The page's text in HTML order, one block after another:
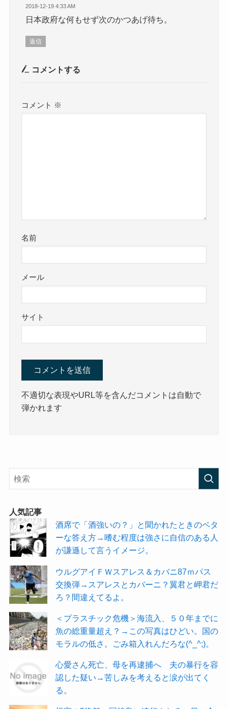
2018-12-19 4:33 AM
日本政府な何もせず次のかつあげ待ち。
返信
コメントする
コメント ※
名前
メール
サイト
不適切な表現やURL等を含んだコメントは自動で
弾かれます
人気記事
酒席で「酒強いの？」と聞かれたときのベタ
ーな答え方→嗜む程度は強さに自信のある人
が謙遜して言うイメージ。
ウルグアイＦＷスアレス＆カバニ87ｍパス
交換弾→スアレスとカバーニ？翼君と岬君だ
ろ？間違えてるよ。
＜プラスチック危機＞海流入、５０年までに
魚の総重量超え？→この写真はひどい。国の
モラルの低さ。ごみ箱入れんだろな(^_^;)。
心愛さん死亡、母を再逮捕へ 夫の暴行を容
認した疑い→苦しみを考えると涙が出てく
る。